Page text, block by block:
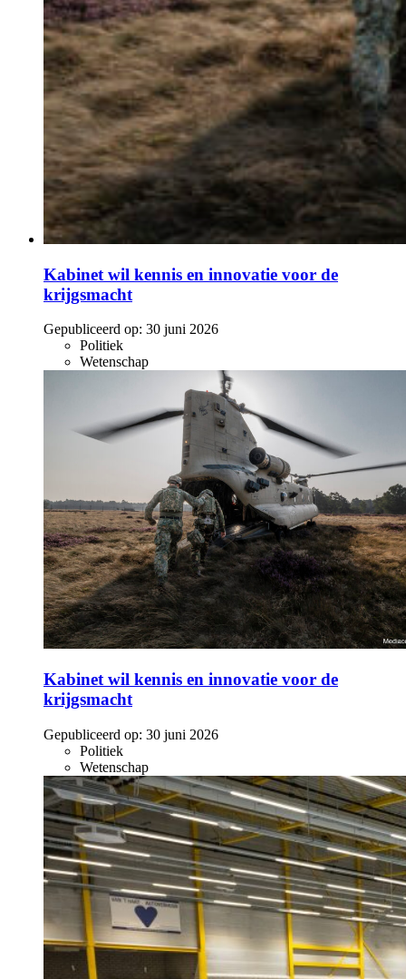
Kabinet wil kennis en innovatie voor de
krijgsmacht
Gepubliceerd op: 30 juni 2026
Politiek
Wetenschap
Kabinet wil kennis en innovatie voor de
krijgsmacht
Gepubliceerd op: 30 juni 2026
Politiek
Wetenschap